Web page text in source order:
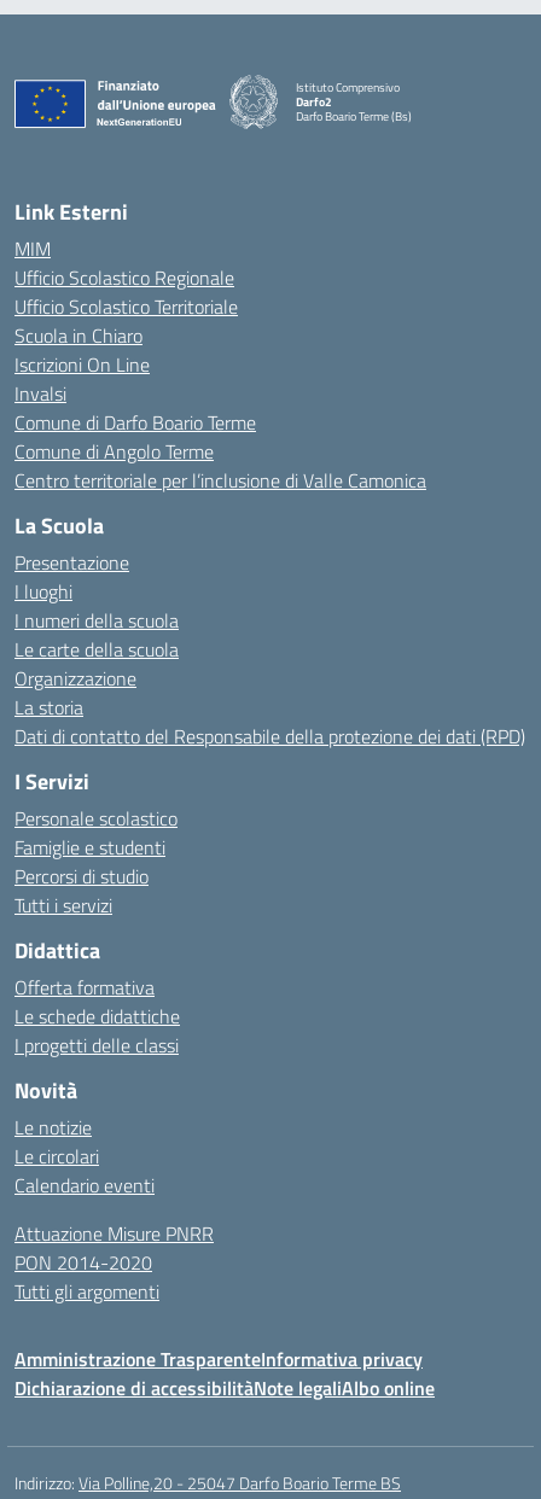
Istituto Comprensivo
Darfo2
Darfo Boario Terme (Bs)
Link Esterni
MIM
Ufficio Scolastico Regionale
Ufficio Scolastico Territoriale
Scuola in Chiaro
Iscrizioni On Line
Invalsi
Comune di Darfo Boario Terme
Comune di Angolo Terme
Centro territoriale per l’inclusione di Valle Camonica
La Scuola
Presentazione
I luoghi
I numeri della scuola
Le carte della scuola
Organizzazione
La storia
Dati di contatto del Responsabile della protezione dei dati (RPD)
I Servizi
Personale scolastico
Famiglie e studenti
Percorsi di studio
Tutti i servizi
Didattica
Offerta formativa
Le schede didattiche
I progetti delle classi
Novità
Le notizie
Le circolari
Calendario eventi
Attuazione Misure PNRR
PON 2014-2020
Tutti gli argomenti
Amministrazione TrasparenteInformativa privacy
Dichiarazione di accessibilitàNote legaliAlbo online
Indirizzo:Via Polline,20 - 25047 Darfo Boario Terme BS